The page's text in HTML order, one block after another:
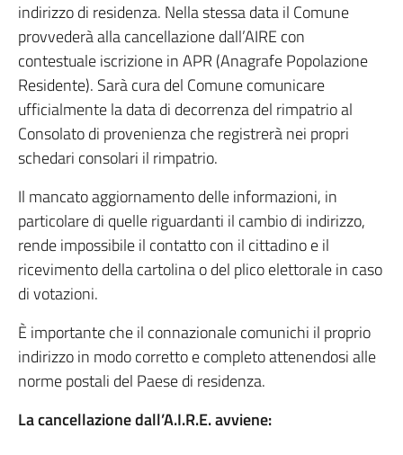
indirizzo di residenza. Nella stessa data il Comune
provvederà alla cancellazione dall’AIRE con
contestuale iscrizione in APR (Anagrafe Popolazione
Residente). Sarà cura del Comune comunicare
ufficialmente la data di decorrenza del rimpatrio al
Consolato di provenienza che registrerà nei propri
schedari consolari il rimpatrio.
Il mancato aggiornamento delle informazioni, in
particolare di quelle riguardanti il cambio di indirizzo,
rende impossibile il contatto con il cittadino e il
ricevimento della cartolina o del plico elettorale in caso
di votazioni.
È importante che il connazionale comunichi il proprio
indirizzo in modo corretto e completo attenendosi alle
norme postali del Paese di residenza.
La cancellazione dall’A.I.R.E. avviene: